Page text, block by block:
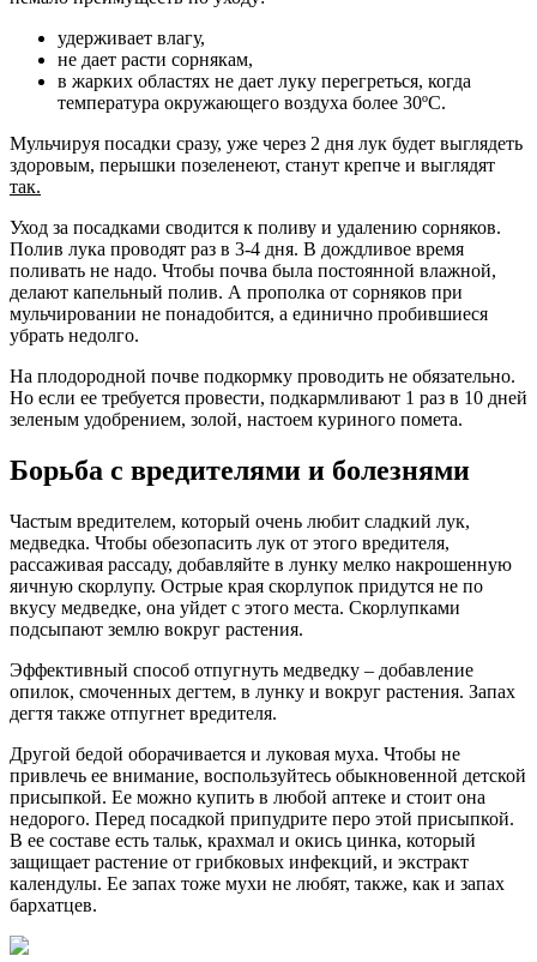
удерживает влагу,
не дает расти сорнякам,
в жарких областях не дает луку перегреться, когда
температура окружающего воздуха более 30ºС.
Мульчируя посадки сразу, уже через 2 дня лук будет выглядеть
здоровым, перышки позеленеют, станут крепче и выглядят
так.
Уход за посадками сводится к поливу и удалению сорняков.
Полив лука проводят раз в 3-4 дня. В дождливое время
поливать не надо. Чтобы почва была постоянной влажной,
делают капельный полив. А прополка от сорняков при
мульчировании не понадобится, а единично пробившиеся
убрать недолго.
На плодородной почве подкормку проводить не обязательно.
Но если ее требуется провести, подкармливают 1 раз в 10 дней
зеленым удобрением, золой, настоем куриного помета.
Борьба с вредителями и болезнями
Частым вредителем, который очень любит сладкий лук,
медведка. Чтобы обезопасить лук от этого вредителя,
рассаживая рассаду, добавляйте в лунку мелко накрошенную
яичную скорлупу. Острые края скорлупок придутся не по
вкусу медведке, она уйдет с этого места. Скорлупками
подсыпают землю вокруг растения.
Эффективный способ отпугнуть медведку – добавление
опилок, смоченных дегтем, в лунку и вокруг растения. Запах
дегтя также отпугнет вредителя.
Другой бедой оборачивается и луковая муха. Чтобы не
привлечь ее внимание, воспользуйтесь обыкновенной детской
присыпкой. Ее можно купить в любой аптеке и стоит она
недорого. Перед посадкой припудрите перо этой присыпкой.
В ее составе есть тальк, крахмал и окись цинка, который
защищает растение от грибковых инфекций, и экстракт
календулы. Ее запах тоже мухи не любят, также, как и запах
бархатцев.